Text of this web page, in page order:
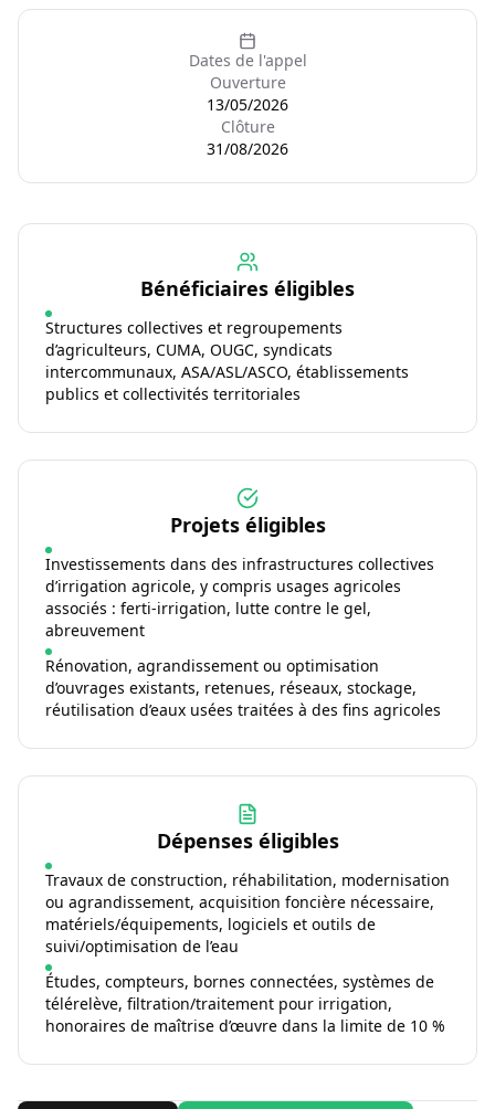
Dates de l'appel
Ouverture
13/05/2026
Clôture
31/08/2026
Bénéficiaires éligibles
Structures collectives et regroupements
d’agriculteurs, CUMA, OUGC, syndicats
intercommunaux, ASA/ASL/ASCO, établissements
publics et collectivités territoriales
Projets éligibles
Investissements dans des infrastructures collectives
d’irrigation agricole, y compris usages agricoles
associés : ferti-irrigation, lutte contre le gel,
abreuvement
Rénovation, agrandissement ou optimisation
d’ouvrages existants, retenues, réseaux, stockage,
réutilisation d’eaux usées traitées à des fins agricoles
Dépenses éligibles
Travaux de construction, réhabilitation, modernisation
ou agrandissement, acquisition foncière nécessaire,
matériels/équipements, logiciels et outils de
suivi/optimisation de l’eau
Études, compteurs, bornes connectées, systèmes de
télérelève, filtration/traitement pour irrigation,
honoraires de maîtrise d’œuvre dans la limite de 10 %